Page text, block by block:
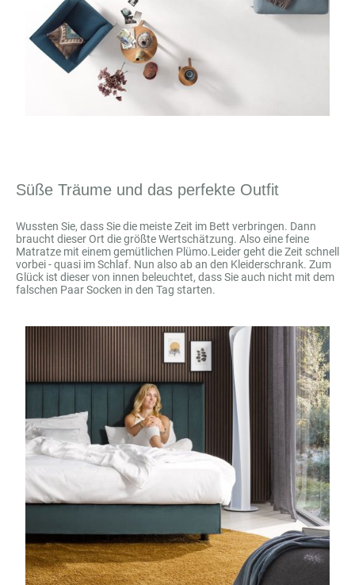
Süße Träume und das perfekte Outfit
Wussten Sie, dass Sie die meiste Zeit im Bett verbringen. Dann
braucht dieser Ort die größte Wertschätzung. Also eine feine
Matratze mit einem gemütlichen Plümo.Leider geht die Zeit schnell
vorbei - quasi im Schlaf. Nun also ab an den Kleiderschrank. Zum
Glück ist dieser von innen beleuchtet, dass Sie auch nicht mit dem
falschen Paar Socken in den Tag starten.